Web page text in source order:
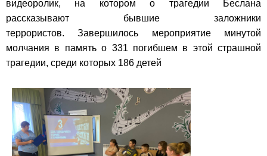
видеоролик, на котором о трагедии Беслана
рассказывают бывшие заложники
террористов.Завершилось мероприятие минутой
молчания в память о 331 погибшем в этой страшной
трагедии, среди которых 186 детей